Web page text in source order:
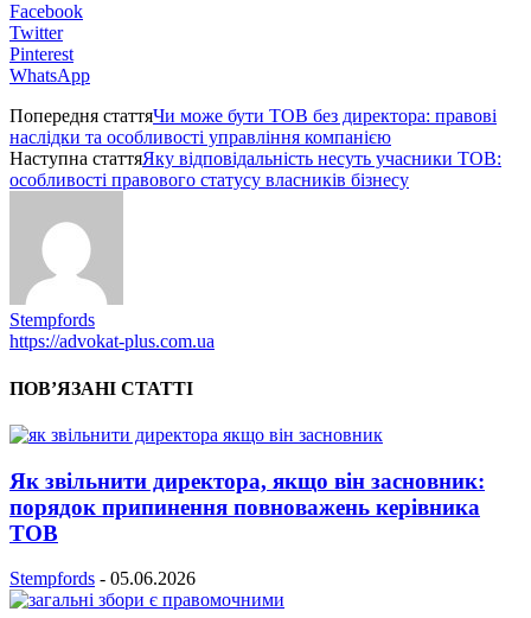
Facebook
Twitter
Pinterest
WhatsApp
Попередня статтяЧи може бути ТОВ без директора: правові
наслідки та особливості управління компанією
Наступна статтяЯку відповідальність несуть учасники ТОВ:
особливості правового статусу власників бізнесу
Stempfords
https://advokat-plus.com.ua
ПОВ’ЯЗАНІ СТАТТІ
Як звільнити директора, якщо він засновник:
порядок припинення повноважень керівника
ТОВ
Stempfords - 05.06.2026